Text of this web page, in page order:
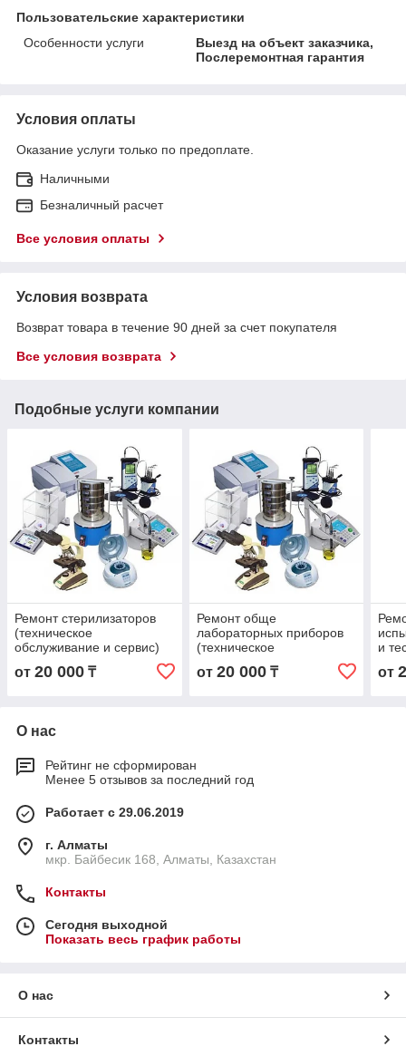
Пользовательские характеристики
Особенности услуги
Выезд на объект заказчика,
Послеремонтная гарантия
Условия оплаты
Оказание услуги только по предоплате.
Наличными
Безналичный расчет
Все условия оплаты
Условия возврата
Возврат товара в течение 90 дней за счет покупателя
Все условия возврата
Подобные услуги компании
Ремонт стерилизаторов
(техническое
обслуживание и сервис)
от 20 000 ₸
Ремонт обще
лабораторных приборов
(техническое
обслуживание и сервис)
от 20 000₸
и
от
О нас
Рейтинг не сформирован
Менее 5 отзывов за последний год
Работает с 29.06.2019
г. Алматы
мкр. Байбесик 168, Алматы, Казахстан
Контакты
Сегодня выходной
Показать весь график работы
О нас
Контакты